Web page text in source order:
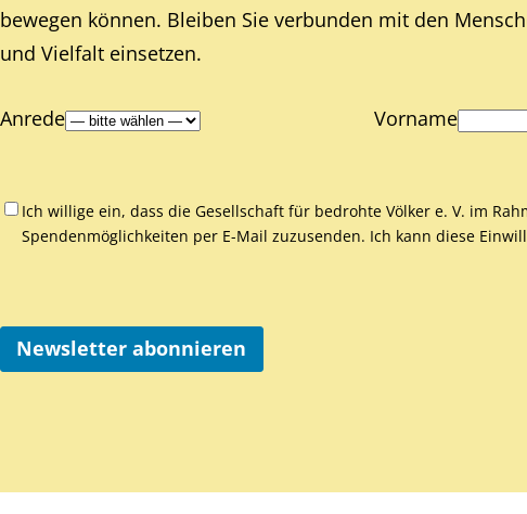
bewegen können. Bleiben Sie verbunden mit den
und Vielfalt einsetzen.
Anrede Vorname
Ich willige ein, dass die Gesellschaft für bedrohte Völker e. V. im
Spendenmöglichkeiten per E-Mail zuzusenden. Ich kann diese
Newsletter abonnieren